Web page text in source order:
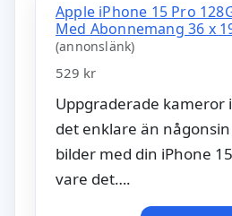
Apple iPhone 15 Pro
Med Abonnemang 36 x
(annonslänk)
529 kr
Uppgraderade kameror
det enklare än
bilder med din iPhone
vare det….